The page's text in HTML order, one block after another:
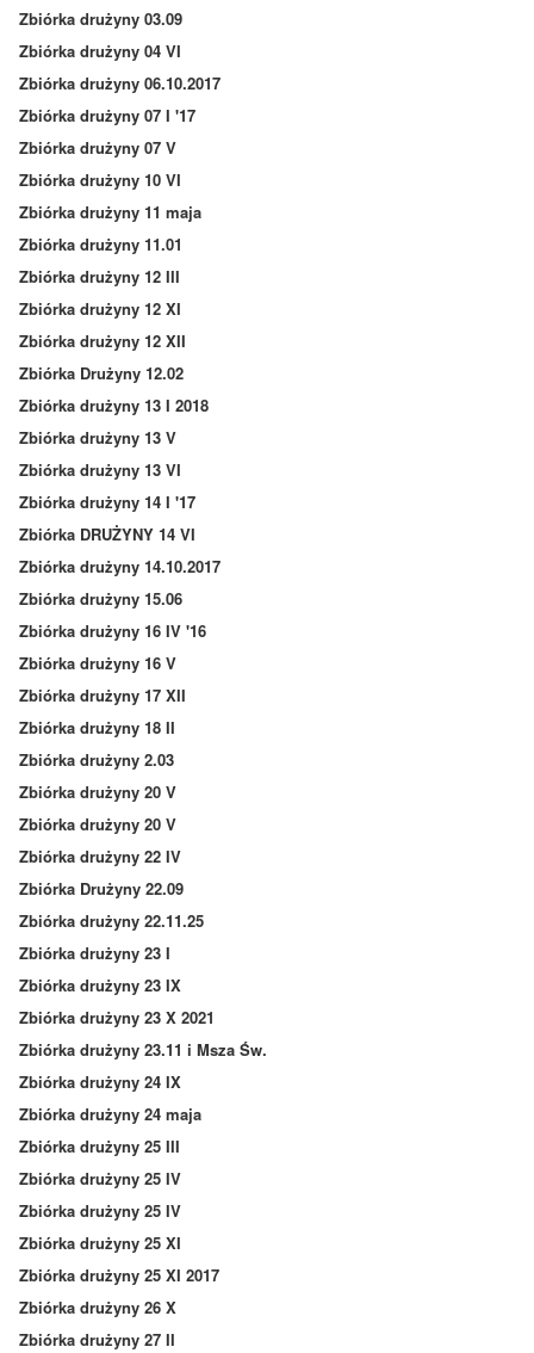
Zbiórka drużyny 03.09
Zbiórka drużyny 04 VI
Zbiórka drużyny 06.10.2017
Zbiórka drużyny 07 I '17
Zbiórka drużyny 07 V
Zbiórka drużyny 10 VI
Zbiórka drużyny 11 maja
Zbiórka drużyny 11.01
Zbiórka drużyny 12 III
Zbiórka drużyny 12 XI
Zbiórka drużyny 12 XII
Zbiórka Drużyny 12.02
Zbiórka drużyny 13 I 2018
Zbiórka drużyny 13 V
Zbiórka drużyny 13 VI
Zbiórka drużyny 14 I '17
Zbiórka DRUŻYNY 14 VI
Zbiórka drużyny 14.10.2017
Zbiórka drużyny 15.06
Zbiórka drużyny 16 IV '16
Zbiórka drużyny 16 V
Zbiórka drużyny 17 XII
Zbiórka drużyny 18 II
Zbiórka drużyny 2.03
Zbiórka drużyny 20 V
Zbiórka drużyny 20 V
Zbiórka drużyny 22 IV
Zbiórka Drużyny 22.09
Zbiórka drużyny 22.11.25
Zbiórka drużyny 23 I
Zbiórka drużyny 23 IX
Zbiórka drużyny 23 X 2021
Zbiórka drużyny 23.11 i Msza Św.
Zbiórka drużyny 24 IX
Zbiórka drużyny 24 maja
Zbiórka drużyny 25 III
Zbiórka drużyny 25 IV
Zbiórka drużyny 25 IV
Zbiórka drużyny 25 XI
Zbiórka drużyny 25 XI 2017
Zbiórka drużyny 26 X
Zbiórka drużyny 27 II